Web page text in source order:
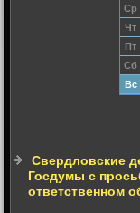
Ср
Чт
Пт
Сб
Вс
Свердловские
Госдумы с
ответственном